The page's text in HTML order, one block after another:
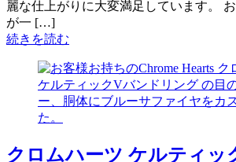
麗な仕上がりに大変満足しています。
が一 […]
続きを読む
クロムハーツ ケルティッ